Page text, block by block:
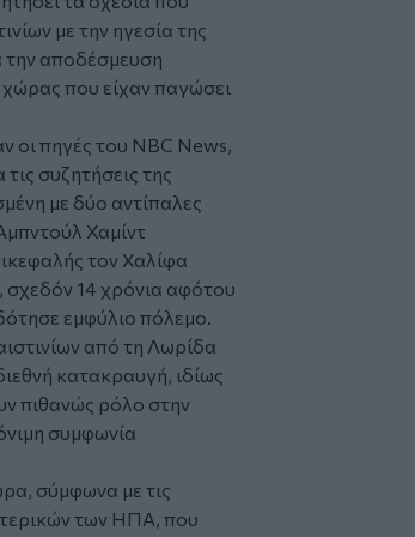
με την ηγεσία της
την αποδέσμευση
που είχαν παγώσει
οι πηγές του NBC News,
συζητήσεις της
με δύο αντίπαλες
Χαμίντ
τον Χαλίφα
σχεδόν 14 χρόνια αφότου
εμφύλιο πόλεμο.
από τη Λωρίδα
κατακραυγή, ιδίως
πιθανώς ρόλο στην
συμφωνία
σύμφωνα με τις
των ΗΠΑ, που